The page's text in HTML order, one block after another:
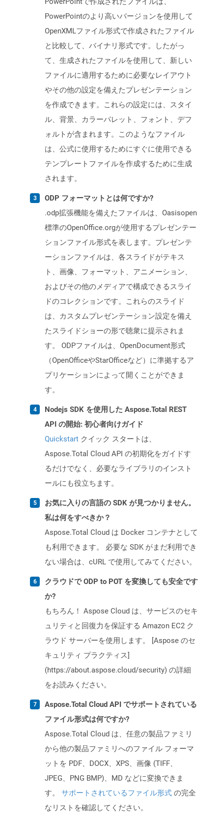
PowerPointのより高いバージョンを使用して
OpenXMLファイル形式で作成されたファイル
と比較して、バイナリ形式です。したがっ
て、生成されたファイルを使用して、新しい
ファイルに適用するために必要なレイアウト
やその他の設定を備えたプレゼンテーション
を作成できます。これらの設定には、スタイ
ル、背景、カラーパレット、フォント、デフ
ォルトが含まれます。このようなファイル
は、公式に使用するためにすぐに使用できる
テンプレートファイルを作成するために生成
されます。
ODP フォーマットとは何ですか?
.odp拡張機能を備えたファイルは、Oasisopen
標準のOpenOffice.orgが使用するプレゼンテー
ションファイル形式を表します。プレゼンテ
ーションファイルは、各スライドがテキス
ト、画像、フォーマット、アニメーション、
およびその他のメディアで構成できるスライ
ドのコレクションです。これらのスライド
は、カスタムプレゼンテーション設定を備え
たスライドショーの形で聴衆に提示されま
す。 ODPファイルは、OpenDocument形式
（OpenOfficeやStarOfficeなど）に準拠するア
プリケーションによって開くことができま
す。
Nodejs SDK を使用した Aspose.Total REST
API の開始: 初心者向けガイド
Quickstart クイック スタートは、
Aspose.Total Cloud API の初期化をガイドす
るだけでなく、必要なライブラリのインスト
ールにも役立ちます。
お気に入りの言語の SDK が見つかりません。
私は何をすべきか？
Aspose.Total Cloud は Docker コンテナとして
も利用できます。 必要な SDK がまだ利用でき
ない場合は、cURL で使用してみてください。
クラウドで ODP to POT を変換しても安全です
か?
もちろん！ Aspose Cloud は、サービスのセキ
ュリティと回復力を保証する Amazon EC2 ク
ラウド サーバーを使用します。 [Aspose のセ
キュリティ プラクティス]
(https://about.aspose.cloud/security) の詳細
をお読みください。
Aspose.Total Cloud API でサポートされている
ファイル形式は何ですか?
Aspose.Total Cloud は、任意の製品ファミリ
から他の製品ファミリへのファイル フォーマ
ットを PDF、DOCX、XPS、画像 (TIFF、
JPEG、PNG BMP)、MD などに変換できま
す。 サポートされているファイル形式 の完全
なリストを確認してください。